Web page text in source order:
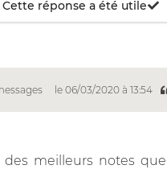
Cette réponse a été utile
le 06/03/2020 à 13:54
des meilleurs notes que